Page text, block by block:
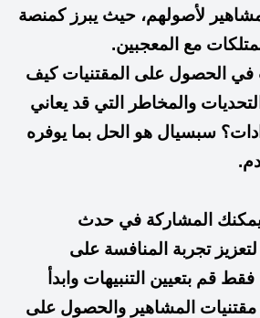
لأصولهم، حيث يبرز كمنصة
مع المعجبين.
الحصول على المقتنيات كيف
والمخاطر التي قد يعاني
سبسيال هو الحل بما يوفره
المشاركة في حدث
تجربة المنافسة على
قم بتعيين التنبيهات وابدأ
مقتنيات المشاهير والحصول على